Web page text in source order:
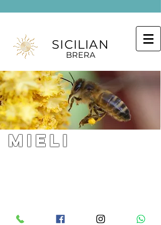
SICILIAN
BRERA
MIELI
Es gibt keine Produkte